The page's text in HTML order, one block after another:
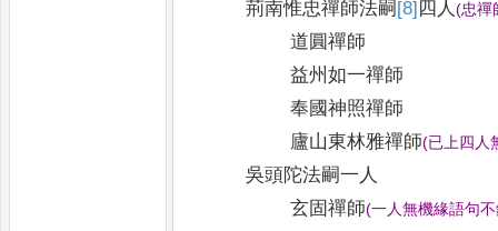
荊南惟忠禪師法嗣[8]四人(忠禪
道圓禪師
益州如一禪師
奉國神照禪師
廬山東林雅禪師(已上四人
吳頭陀法嗣一人
玄固禪師(一人無機緣語句